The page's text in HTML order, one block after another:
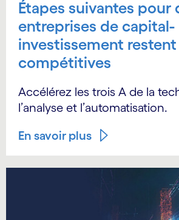
Étapes suivantes pour
entreprises de capital-
investissement restent
compétitives
Accélérez les trois A de la
l’analyse et l’automatisation.
En savoir plus